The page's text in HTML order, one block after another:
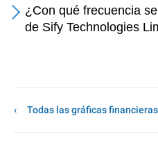
¿Con qué frecuencia
de Sify Technologies
Todas las gráficas financieras